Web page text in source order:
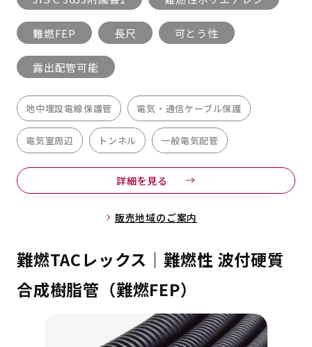
難燃FEP 長尺 可とう性
露出配管可能
地中埋設電線保護管 電気・通信ケーブル保護
電気室周辺 トンネル 一般電気配管
詳細を見る
販売地域のご案内
難燃TACレックス｜難燃性 波付硬質
合成樹脂管（難燃FEP）